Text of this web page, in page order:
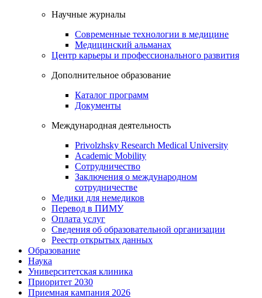
Научные журналы
Современные технологии в медицине
Медицинский альманах
Центр карьеры и профессионального развития
Дополнительное образование
Каталог программ
Документы
Международная деятельность
Privolzhsky Research Medical University
Academic Mobility
Сотрудничество
Заключения о международном
сотрудничестве
Медики для немедиков
Перевод в ПИМУ
Оплата услуг
Сведения об образовательной организации
Реестр открытых данных
Образование
Наука
Университетская клиника
Приоритет 2030
Приемная кампания 2026